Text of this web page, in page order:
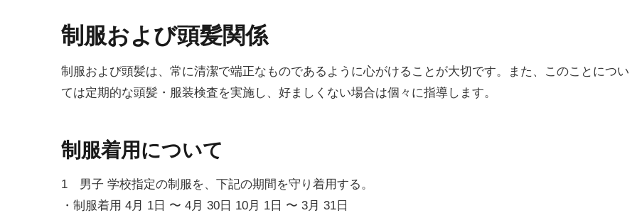
制服および頭髪関係
制服および頭髪は、常に清潔で端正なものであるように心がけることが大切です。また、このことについ
ては定期的な頭髪・服装検査を実施し、好ましくない場合は個々に指導します。
制服着用について
1 男子 学校指定の制服を、下記の期間を守り着用する。
・制服着用 4月 1日 〜 4月 30日 10月 1日 〜 3月 31日